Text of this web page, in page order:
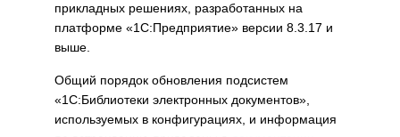
прикладных решениях, разработанных на
платформе «1С:Предприятие» версии 8.3.17 и
выше.
Общий порядок обновления подсистем
«1С:Библиотеки электронных документов»,
используемых в конфигурациях, и информация